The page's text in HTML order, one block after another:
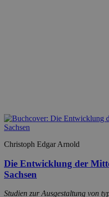
Christoph Edgar Arnold
Die Entwicklung der
Sachsen
Studien zur Ausgestaltung von